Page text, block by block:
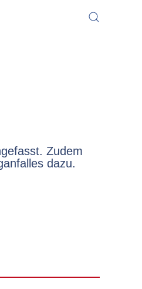
dazu.